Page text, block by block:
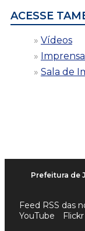
ACESSE
Vídeos
Sala de
Prefeitura de
Feed RSS das
YouTube
Flickr